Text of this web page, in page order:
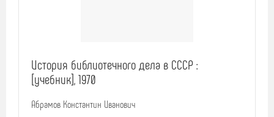
История библиотечного дела в СССР :
[учебник], 1970
Абрамов Константин Иванович